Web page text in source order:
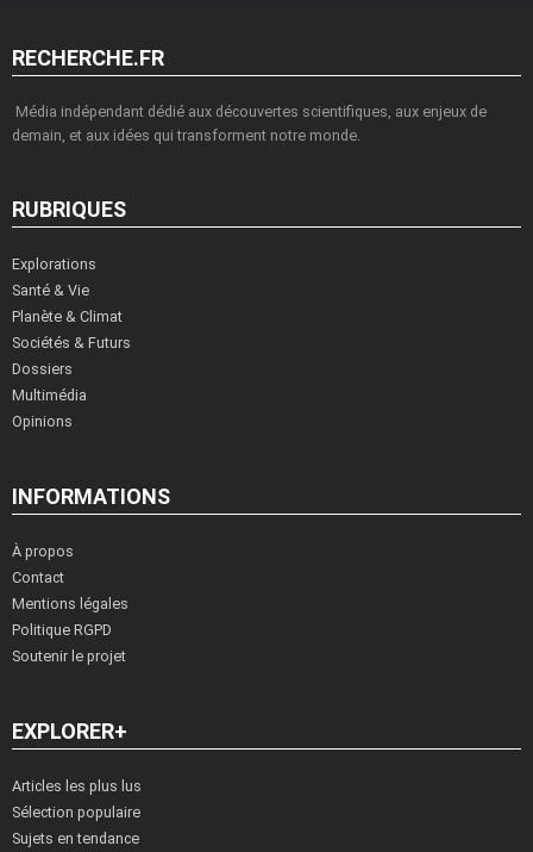
RECHERCHE.FR
Média indépendant dédié aux découvertes scientifiques, aux enjeux de
demain, et aux idées qui transforment notre monde.
RUBRIQUES
Explorations
Santé & Vie
Planète & Climat
Sociétés & Futurs
Dossiers
Multimédia
Opinions
INFORMATIONS
À propos
Contact
Mentions légales
Politique RGPD
Soutenir le projet
EXPLORER+
Articles les plus lus
Sélection populaire
Sujets en tendance